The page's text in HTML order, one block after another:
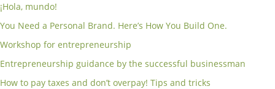
¡Hola, mundo!
You Need a Personal Brand. Here’s How You Build One.
Workshop for entrepreneurship
Entrepreneurship guidance by the successful businessman
How to pay taxes and don’t overpay! Tips and tricks